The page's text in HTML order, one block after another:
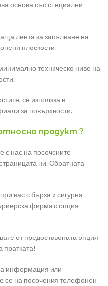
основа със специални
лента за запълване на
плоскости.
техническо ниво на
се използва в
за повърхности.
продукт ?
с нас на посочените
ни. Обратната
вас с бърза и сигурна
фирма с опция
от предоставената опция
пратката!
информация или
се на посочения телефонен